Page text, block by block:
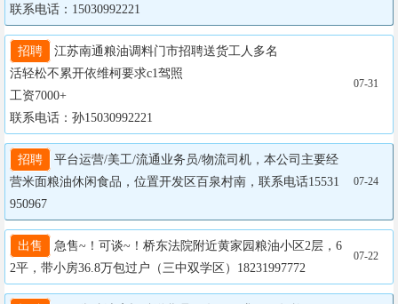
联系电话：15030992221
招聘
江苏南通粮油调料门市招聘送货工人多名
活轻松不累开依维柯要求c1驾照
工资7000+
联系电话：孙15030992221
07-31
招聘
平台运营/美工/流通业务员/物流司机，本公司主要经
营米面粮油休闲食品，位置开发区百泉村南，联系电话15531
950967
07-24
出售
急售~！可谈~！桥东法院附近黄家园粮油小区2层，6
2平，带小房36.8万包过户（三中双学区）18231997772
07-22